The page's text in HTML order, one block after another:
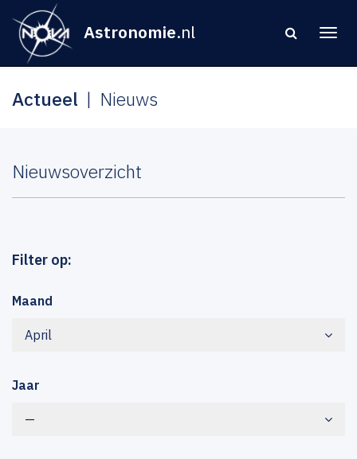
Astronomie.nl
Actueel Nieuws
Nieuwsoverzicht
Filter op:
Maand
April
Jaar
—